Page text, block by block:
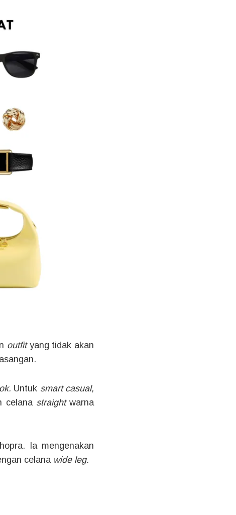
outfit yang tidak akan
Untuk smart casual,
celana straightwarna
Ia mengenakan
celana wide leg.